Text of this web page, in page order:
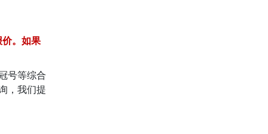
。如果
号等综合
，我们提